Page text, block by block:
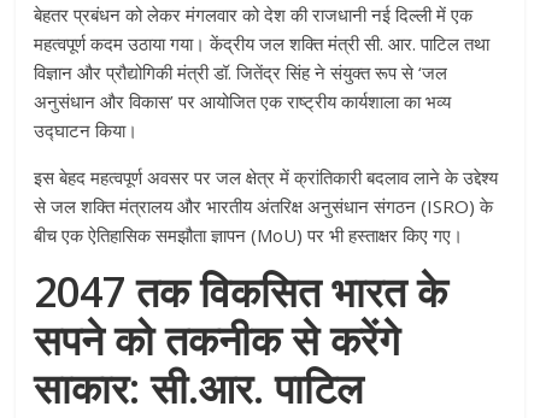
बेहतर प्रबंधन को लेकर मंगलवार को देश की राजधानी नई दिल्ली में एक
महत्वपूर्ण कदम उठाया गया। केंद्रीय जल शक्ति मंत्री सी. आर. पाटिल तथा
विज्ञान और प्रौद्योगिकी मंत्री डॉ. जितेंद्र सिंह ने संयुक्त रूप से ‘जल
अनुसंधान और विकास’ पर आयोजित एक राष्ट्रीय कार्यशाला का भव्य
उद्घाटन किया।
इस बेहद महत्वपूर्ण अवसर पर जल क्षेत्र में क्रांतिकारी बदलाव लाने के उद्देश्य
से जल शक्ति मंत्रालय और भारतीय अंतरिक्ष अनुसंधान संगठन (ISRO) के
बीच एक ऐतिहासिक समझौता ज्ञापन (MoU) पर भी हस्ताक्षर किए गए।
2047 तक विकसित भारत के
सपने को तकनीक से करेंगे
साकार: सी.आर. पाटिल